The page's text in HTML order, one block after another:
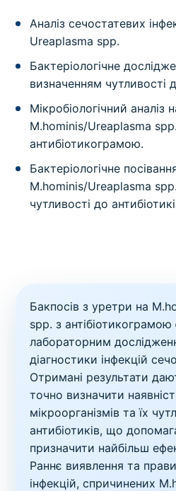
Аналіз сечостатевих
Ureaplasma spp.
Бактеріологічне
визначенням чутливості
Мікробіологічний аналіз
M.hominis/Ureaplasma
антибіотикограмою.
Бактеріологічне
M.hominis/Ureaplasma
чутливості до
Бакпосів з уретри на
spp. з
лабораторним
діагностики інфекцій
Отримані результати
точно визначити
мікроорганізмів та їх
антибіотиків, що
призначити найбільш
Раннє виявлення та
інфекцій, спричинених